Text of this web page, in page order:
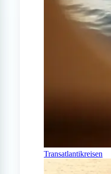
Transatlantikreisen